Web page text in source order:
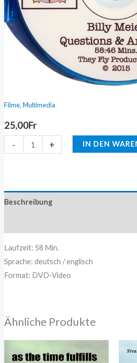
Filme, Multimedia
25,00Fr
-
Question
&
Answers
Menge
+ IN DEN
Beschreibung
Laufzeit: 58 Min.
Sprache: deutsch / englisch
Format: DVD-Video
Ähnliche Produkte